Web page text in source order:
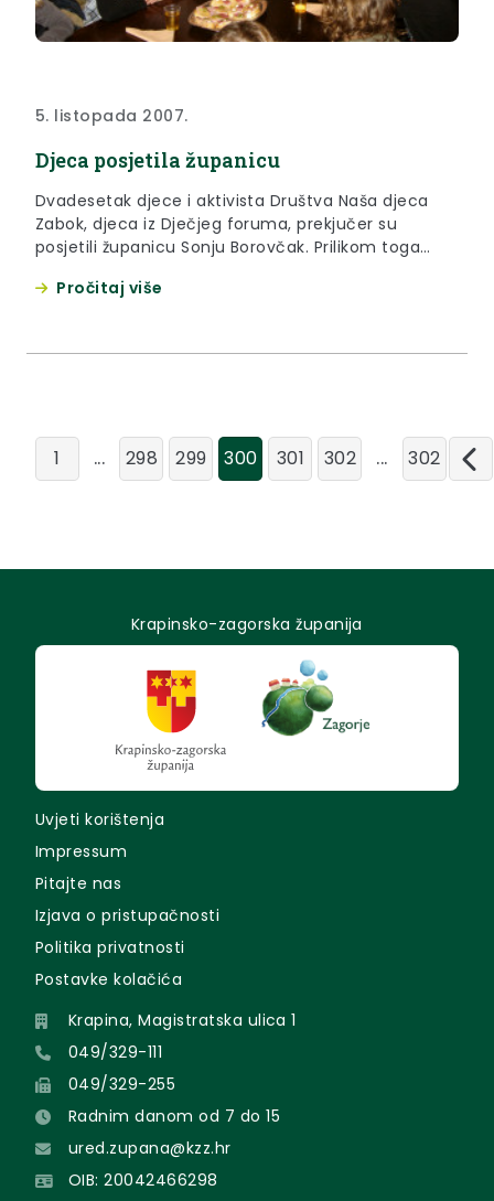
5. listopada 2007.
Djeca posjetila županicu
Dvadesetak djece i aktivista Društva Naša djeca
Zabok, djeca iz Dječjeg foruma, prekjučer su
posjetili županicu Sonju Borovčak. Prilikom toga
pokrenu aktivnosti da u našoj županiji što više
Pročitaj više
1 ... 298 299 300 301 302 ... 302
Krapinsko-zagorska županija
Uvjeti korištenja
Impressum
Pitajte nas
Izjava o pristupačnosti
Politika privatnosti
Postavke kolačića
Krapina, Magistratska ulica 1
049/329-111
049/329-255
Radnim danom od 7 do 15
ured.zupana@kzz.hr
OIB: 20042466298